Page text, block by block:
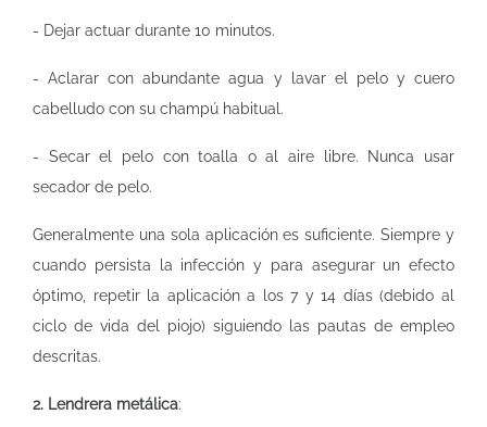
- Dejar actuar durante 10 minutos.
- Aclarar con abundante agua y lavar el pelo y cuero
cabelludo con su champú habitual.
- Secar el pelo con toalla o al aire libre. Nunca usar
secador de pelo.
Generalmente una sola aplicación es suficiente. Siempre y
cuando persista la infección y para asegurar un efecto
óptimo, repetir la aplicación a los 7 y 14 días (debido al
ciclo de vida del piojo) siguiendo las pautas de empleo
descritas.
2. Lendrera metálica: